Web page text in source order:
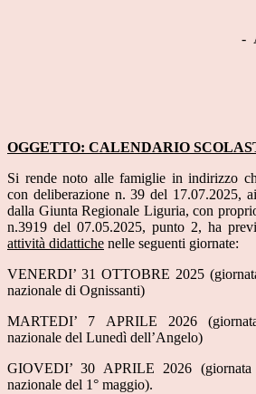
-
OGGETTO: CALENDARIO
Si rende noto alle famiglie in indirizzo
con deliberazione n. 39 del 17.07.2025,
dalla Giunta Regionale Liguria, con
n.3919 del 07.05.2025, punto 2, ha
attività didattiche nelle seguenti giornate:
VENERDI’ 31 OTTOBRE 2025
nazionale di Ognissanti)
MARTEDI’ 7 APRILE 2026
nazionale del Lunedì dell’Angelo)
GIOVEDI’ 30 APRILE 2026 (giornata
nazionale del 1° maggio).